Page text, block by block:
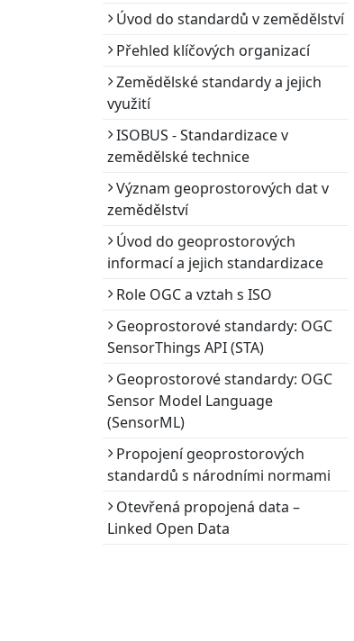
Úvod do standardů v zemědělství
Přehled klíčových organizací
Zemědělské standardy a jejich
využití
ISOBUS - Standardizace v
zemědělské technice
Význam geoprostorových dat v
zemědělství
Úvod do geoprostorových
informací a jejich standardizace
Role OGC a vztah s ISO
Geoprostorové standardy: OGC
SensorThings API (STA)
Geoprostorové standardy: OGC
Sensor Model Language
(SensorML)
Propojení geoprostorových
standardů s národními normami
Otevřená propojená data –
Linked Open Data